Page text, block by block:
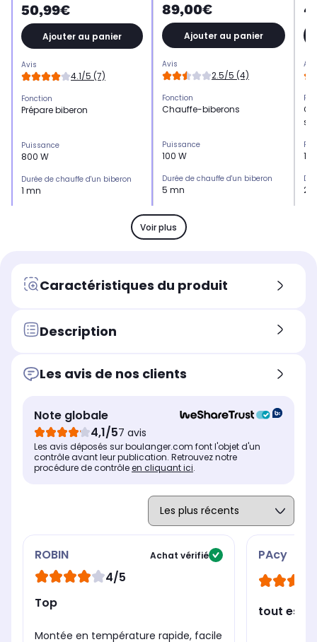
50,99€
Ajouter au panier
Avis
4.1/5 (7)
Fonction
Prépare biberon
Puissance
800 W
Durée de chauffe d'un biberon
1 mn
Coloris
Bleu
89,00€
Ajouter au panier
Avis
2.5/5 (4)
Fonction
Chauffe-biberons
Puissance
100 W
Durée de chauffe d'un biberon
5 mn
Capacité
1 biberon
Coloris
Beige
2
Voir plus
Caractéristiques du produit
Description
Les avis de nos clients
Note globale
4,1/57 avis
Les avis déposés sur boulanger.com font l'objet d'un
contrôle avant leur publication. Retrouvez notre
procédure de contrôleen cliquant ici.
ROBIN Achat vérifié
4/5
Top
Montée en température rapide, facile
PAcy
tout est